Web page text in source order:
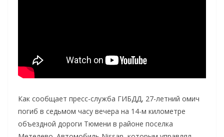
Как сообщает пресс-служба ГИБДД, 27-летний омич
погиб в седьмом часу вечера на 14-м километре
объездной дороги Тюмени в районе поселка